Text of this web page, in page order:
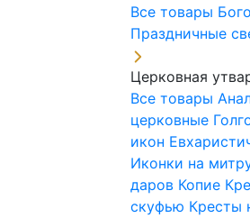
Все товары
Праздничные
Церковная
Все товары
церковные
икон
Иконки на
даров Копие
скуфью Кресты